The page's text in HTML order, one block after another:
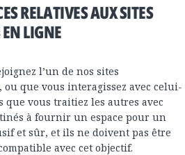
RELATIVES AUX SITES
LIGNE
l’un de nos sites
que vous interagissez avec celui-
que vous traitiez les autres avec
à fournir un espace pour un
et sûr, et ils ne doivent pas être
avec cet objectif.